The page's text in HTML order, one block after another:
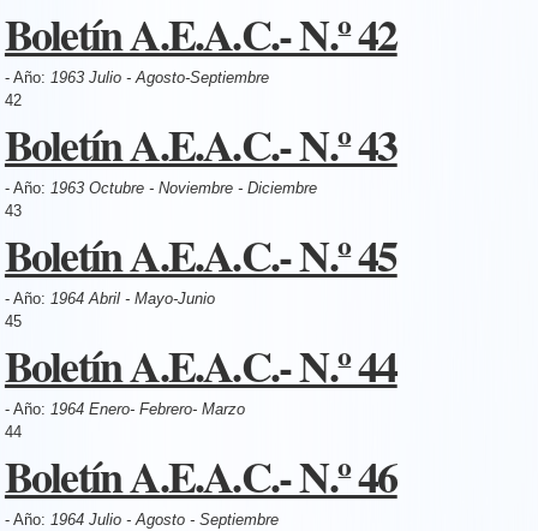
Boletín A.E.A.C.- N.º 42
- Año: 1963 Julio - Agosto-Septiembre
42
Boletín A.E.A.C.- N.º 43
- Año: 1963 Octubre - Noviembre - Diciembre
43
Boletín A.E.A.C.- N.º 45
- Año: 1964 Abril - Mayo-Junio
45
Boletín A.E.A.C.- N.º 44
- Año: 1964 Enero- Febrero- Marzo
44
Boletín A.E.A.C.- N.º 46
- Año: 1964 Julio - Agosto - Septiembre